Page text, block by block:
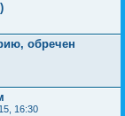
обречен
16:30